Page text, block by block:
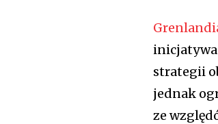
strategii
jednak
ze